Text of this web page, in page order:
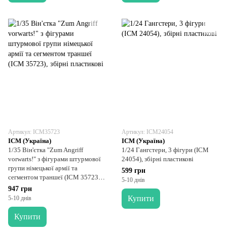
Артикул: ICM35723
ICM (Україна)
1/35 Він'єтка "Zum Angriff
vorwarts!" з фігурами штурмової
групи німецької армії та
сегментом траншеї (ICM 35723),
збірні пластикові
947 грн
5-10 днів
Купити
Артикул: ICM24054
ICM (Україна)
1/24 Гангстери, 3 фігури (ICM
24054), збірні пластикові
599 грн
5-10 днів
Купити